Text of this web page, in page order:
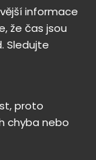
informace
že čas jsou
Sledujte
proto
chyba nebo